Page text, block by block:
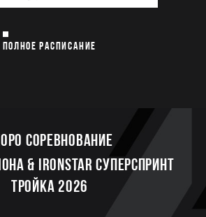
ПОЛНОЕ РАСПИСАНИЕ
соревнование
& IRONSTAR СУПЕРСПРИНТ
ТРОЙКА 2026